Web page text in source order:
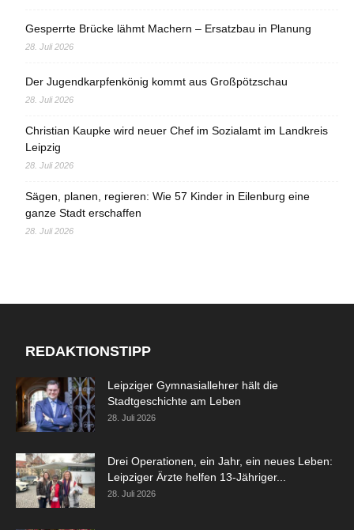
Gesperrte Brücke lähmt Machern – Ersatzbau in Planung
28. Juli 2026
Der Jugendkarpfenkönig kommt aus Großpötzschau
28. Juli 2026
Christian Kaupke wird neuer Chef im Sozialamt im Landkreis
Leipzig
28. Juli 2026
Sägen, planen, regieren: Wie 57 Kinder in Eilenburg eine
ganze Stadt erschaffen
28. Juli 2026
REDAKTIONSTIPP
Leipziger Gymnasiallehrer hält die
Stadtgeschichte am Leben
28. Juli 2026
Drei Operationen, ein Jahr, ein neues Leben:
Leipziger Ärzte helfen 13-Jähriger...
28. Juli 2026